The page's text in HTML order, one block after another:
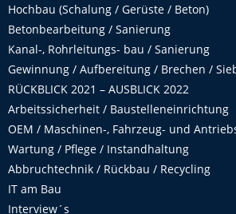
Hochbau (Schalung / Gerüste / Beton)
Betonbearbeitung / Sanierung
Kanal-, Rohrleitungs- bau / Sanierung
Gewinnung / Aufbereitung / Brechen /
RÜCKBLICK 2021 – AUSBLICK 2022
Arbeitssicherheit / Baustelleneinrichtung
OEM / Maschinen-, Fahrzeug- und
Wartung / Pflege / Instandhaltung
Abbruchtechnik / Rückbau / Recycling
IT am Bau
Interview´s